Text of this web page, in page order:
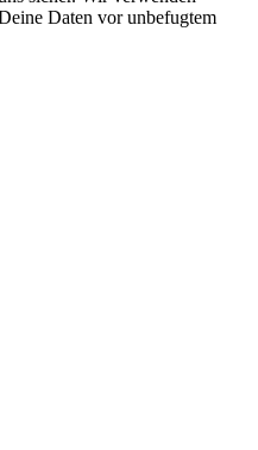
Daten vor unbefugtem